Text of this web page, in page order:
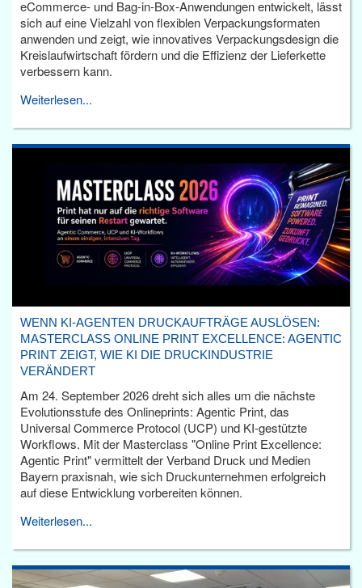
eCommerce- und Bag-in-Box-Anwendungen entwickelt, lässt
sich auf eine Vielzahl von flexiblen Verpackungsformaten
anwenden und zeigt, wie innovatives Verpackungsdesign die
Kreislaufwirtschaft fördern und die Effizienz der Lieferkette
verbessern kann.
Weiterlesen...
WENN KI-AGENTEN DRUCKAUFTRÄGE AUSLÖSEN:
MASTERCLASS ONLINE PRINT EXCELLENCE: AGENTIC
PRINT ZEIGT, WIE KI DIE DRUCKINDUSTRIE
VERÄNDERT
Am 24. September 2026 dreht sich alles um die nächste
Evolutionsstufe des Onlineprints: Agentic Print, das
Universal Commerce Protocol (UCP) und KI-gestützte
Workflows. Mit der Masterclass "Online Print Excellence:
Agentic Print" vermittelt der Verband Druck und Medien
Bayern praxisnah, wie sich Druckunternehmen erfolgreich
auf diese Entwicklung vorbereiten können.
Weiterlesen...